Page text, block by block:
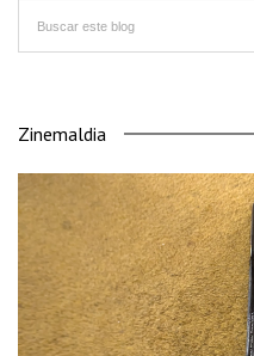
Zinemaldia